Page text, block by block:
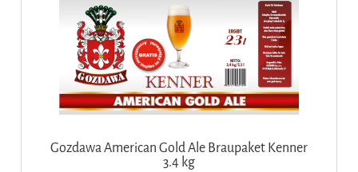
Gozdawa American Gold Ale Braupaket Kenner
3.4 kg